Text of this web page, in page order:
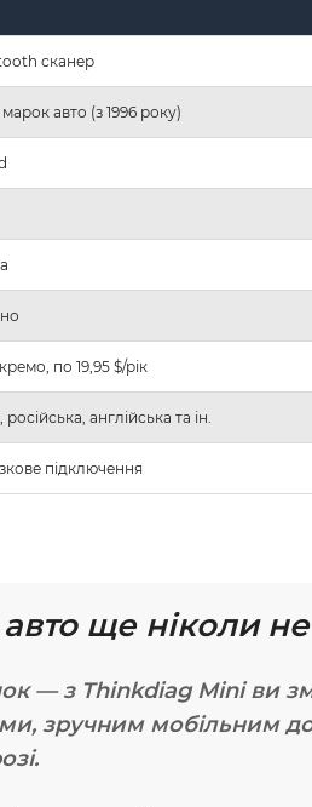
сканер
авто (з 1996 року)
по 19,95 $/рік
російська, англійська та ін.
підключення
ще ніколи
— з Thinkdiag Mini ви
зручним мобільним